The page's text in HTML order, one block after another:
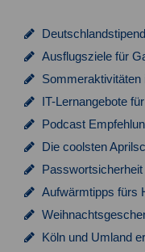
Ausflugsziele für
Sommeraktivitäten
IT-Lernangebote
Podcast
Die coolsten
Aufwärmtipps fürs
Köln und Umland